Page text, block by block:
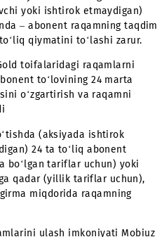
1 000
000
2 000
000
5 000
000
Gold toifalaridagi
o‘zgartirish va raqamni
marta yechib olinishigacha
yoki ishtirok
– abonent raqamning
to‘liq qiymatini to‘lashi